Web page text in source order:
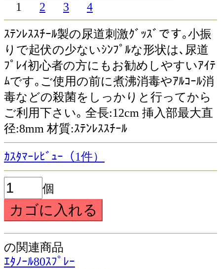
1 2 3 4
ｽﾃﾝﾚｽｽﾁｰﾙ製の尿道刺激ｸﾞｯｽﾞです｡小振
りで起伏の少ないｼﾝﾌﾟﾙな形状は､尿道
ﾌﾟﾚｲ初心者の方にもお勧めしやすいｱｲﾃ
ﾑです｡ご使用の前に煮沸消毒やｱﾙｺｰﾙ消
毒などの殺菌をしっかりと行ってから
ご利用下さい｡ 全長:12cm 挿入部最大直
径:8mm 材質:ｽﾃﾝﾚｽｽﾁｰﾙ
ｶｽﾀﾏｰﾚﾋﾞｭｰ（1件）
個
の関連商品
ｴﾀﾉｰﾙ80ｽﾌﾟﾚｰ